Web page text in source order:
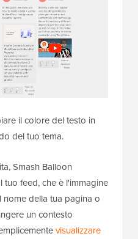
il colore del testo in
del tuo tema.
Smash Balloon
feed, che è l'immagine
della tua pagina o
un contesto
visualizzare